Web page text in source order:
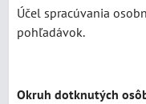
Účel spracúvania
pohľadávok.
Okruh dotknutých